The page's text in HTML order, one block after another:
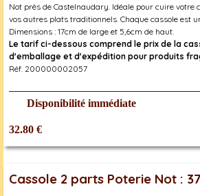
Not près de Castelnaudary. Idéale pour cuire votre
vos autres plats traditionnels. Chaque cassole est
Dimensions : 17cm de large et 5,6cm de haut.
Le tarif ci-dessous comprend le prix de la
d'emballage et d'expédition pour produits
Réf. 200000002057
Disponibilité immédiate
32.80 €
Cassole 2 parts Poterie Not :